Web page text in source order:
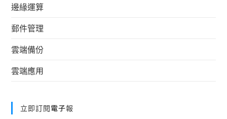
邊緣運算
郵件管理
雲端備份
雲端應用
立即訂閱電子報